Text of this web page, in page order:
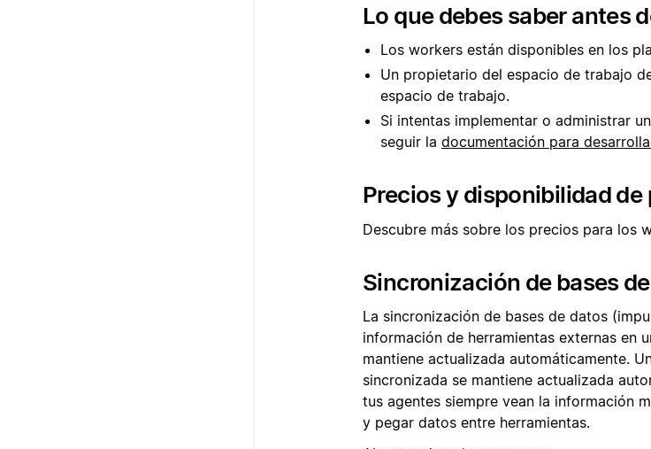
Lo que debes saber antes
Los workers están disponibles en los
Un propietario del espacio de trabajo
espacio de trabajo.
Si intentas implementar o administrar
seguir la documentación para
Precios y disponibilidad
Descubre más sobre los precios para los
Sincronización de bases
La sincronización de bases de datos
información de herramientas externas en
mantiene actualizada automáticamente.
sincronizada se mantiene actualizada
tus agentes siempre vean la información
y pegar datos entre herramientas.